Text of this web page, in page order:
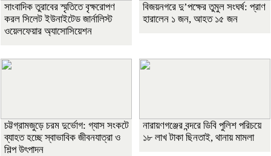
সাংবাদিক তুরাবের স্মৃতিতে বৃক্ষরোপণ
করল সিলেট ইউনাইটেড জার্নালিস্ট
ওয়েলফেয়ার অ্যাসোসিয়েশন
বিজয়নগরে দু’পক্ষের তুমুল সংঘর্ষ: প্রাণ
হারালেন ১ জন, আহত ১৫ জন
চট্টগ্রামজুড়ে চরম দুর্ভোগ: গ্যাস সংকটে
ব্যাহত হচ্ছে স্বাভাবিক জীবনযাত্রা ও
শিল্প উৎপাদন
নারায়ণগঞ্জের বন্দরে ডিবি পুলিশ পরিচয়ে
১৮ লাখ টাকা ছিনতাই, থানায় মামলা